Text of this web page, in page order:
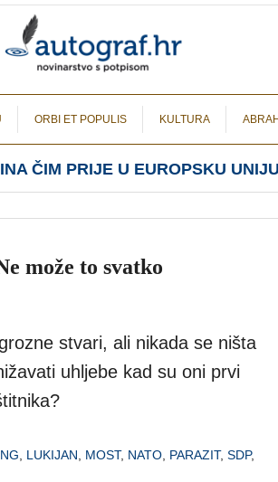
ORBI ET POPULIS KULTURA
ČIM PRIJE U EUROPSKU
može to svatko
stvari, ali nikada se ništa
uhljebe kad su oni prvi
LUKIJAN MOST, NATO PARAZIT, SDP,